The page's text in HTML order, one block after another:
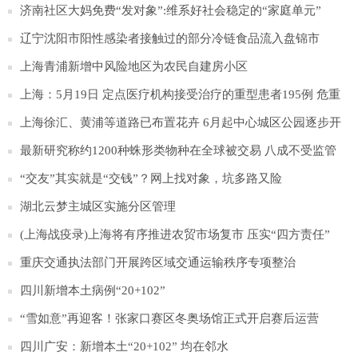
险地区
济南社区大妈免费“发对象”:维系好社会稳定的“家庭单元”
辽宁沈阳市阳性感染者接触过的部分冷链食品流入盘锦市
上海青浦新增中风险地区为农民自建房小区
上海：5月19日 定点医疗机构接受治疗的重型患者195例 危重
型59例
上海徐汇、黄浦等道路已布置花卉 6月起中心城区公园逐步开
放
最新研究称约1200种蛛形类物种在全球被交易 八成不受监管
“交友”其实就是“交钱”？网上找对象，坑多路又险
湖北云梦主城区实施分区管理
(上海战疫录)上海将有序推进农贸市场复市 压实“四方责任”
重庆交通执法部门开展跨区域交通运输秩序专项整治
四川新增本土病例“20+102”
“雪如意”再迎客！张家口赛区冬奥场馆正式开启赛后运营
四川广安：新增本土“20+102” 均在邻水